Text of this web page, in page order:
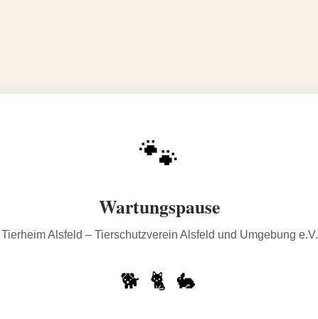
🐾
Wartungspause
Tierheim Alsfeld – Tierschutzverein Alsfeld und Umgebung e.V.
🐕 🐈 🐇